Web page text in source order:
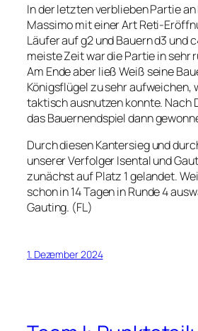
In der letzten verblieben Partie
Massimo mit einer Art Reti-
Läufer auf g2 und Bauern d3 und
meiste Zeit war die Partie in sehr
Am Ende aber ließ Weiß seine
Königsflügel zu sehr aufweichen,
taktisch ausnutzen konnte. Nach
das Bauernendspiel dann
Durch diesen Kantersieg und
unserer Verfolger Isental und
zunächst auf Platz 1 gelandet.
schon in 14 Tagen in Runde 4
Gauting. (FL)
1. Dezember 2024